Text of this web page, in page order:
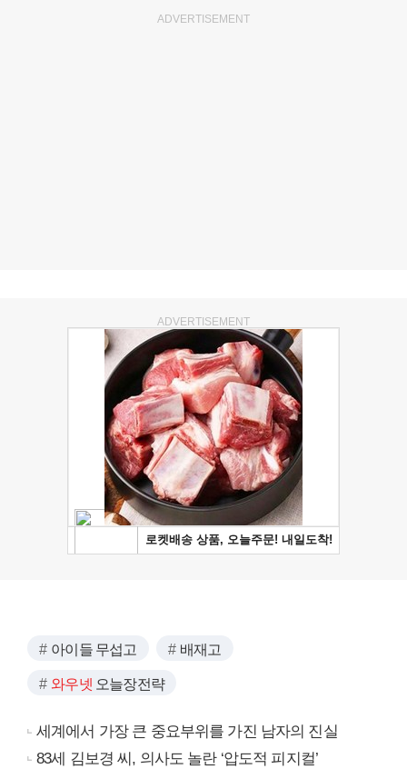
ADVERTISEMENT
ADVERTISEMENT
아이들 무섭고 배재고
와우넷 오늘장전략
세계에서 가장 큰 중요부위를 가진 남자의 진실
83세 김보경 씨, 의사도 놀란 ‘압도적 피지컬’